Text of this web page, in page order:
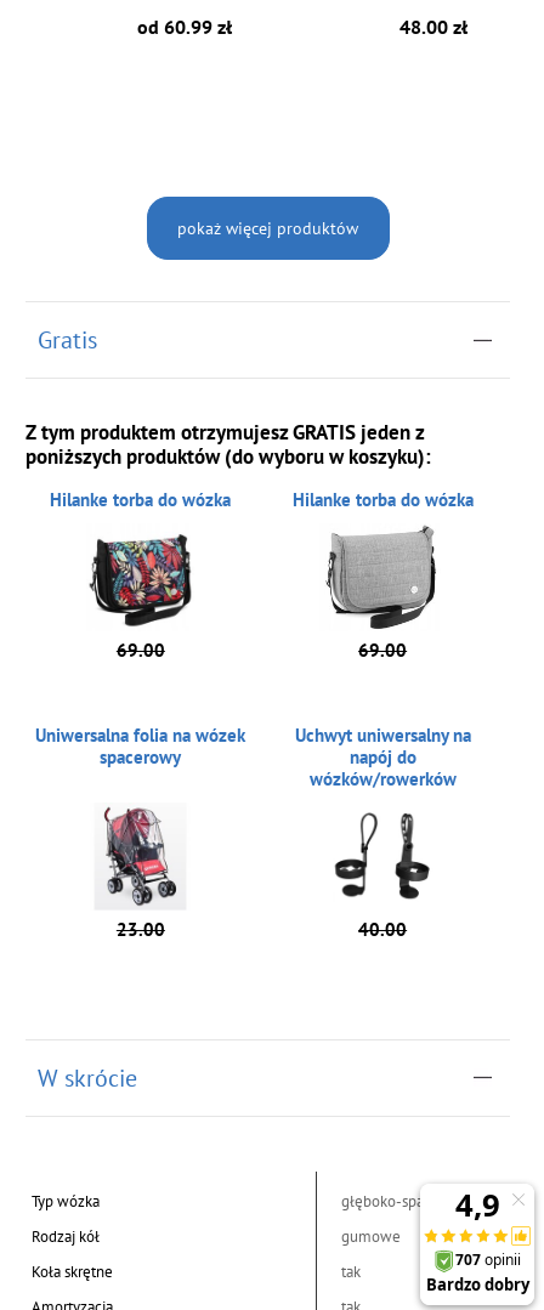
od 60.99 zł
48.00 zł
pokaż więcej produktów
Gratis
Z tym produktem otrzymujesz GRATIS jeden z
poniższych produktów (do wyboru w koszyku):
Hilanke torba do wózka
69.00
Hilanke torba do wózka
69.00
Uniwersalna folia na wózek
spacerowy
23.00
Uchwyt uniwersalny na
napój do
wózków/rowerków
40.00
W skrócie
Typ wózka
głęboko-spacerowy
Rodzaj kół
gumowe
Koła skrętne
tak